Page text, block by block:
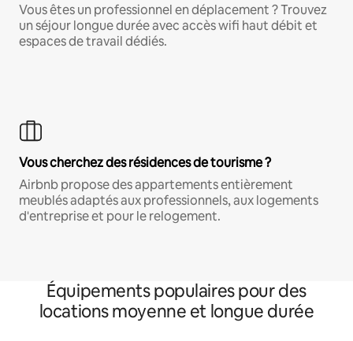
Vous êtes un professionnel en déplacement ? Trouvez
un séjour longue durée avec accès wifi haut débit et
espaces de travail dédiés.
Vous cherchez des résidences de tourisme ?
Airbnb propose des appartements entièrement
meublés adaptés aux professionnels, aux logements
d'entreprise et pour le relogement.
Équipements populaires pour des
locations moyenne et longue durée